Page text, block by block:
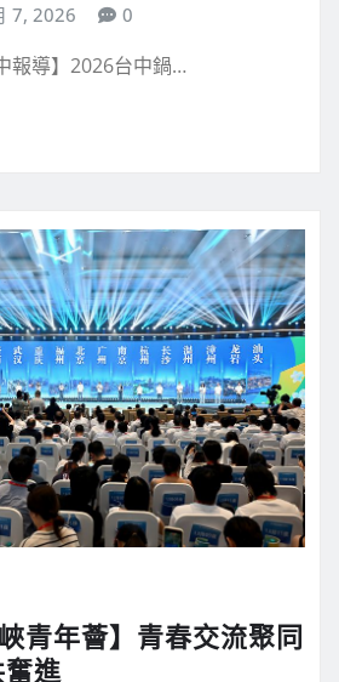
7, 2026 0
報導】2026台中鍋…
青年薈】青春交流聚同
進